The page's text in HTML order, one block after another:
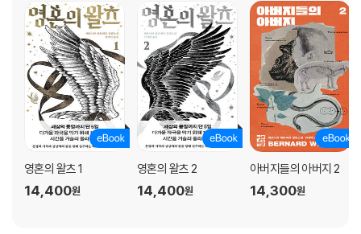
영혼의 왈츠 1
14,400원
영혼의 왈츠 2
14,400원
아버지들의 아버지 2
14,300원